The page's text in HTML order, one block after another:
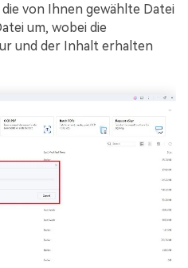
von Ihnen gewählte Datei
um, wobei die
und der Inhalt erhalten